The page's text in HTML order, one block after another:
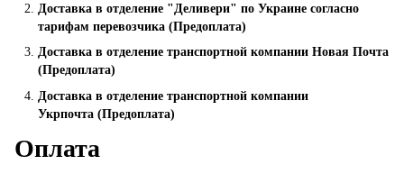
Доставка в отделение "Деливери" по Украине согласно
тарифам перевозчика (Предоплата)
Доставка в отделение транспортной компании Новая Почта
(Предоплата)
Доставка в отделение транспортной компании
Укрпочта (Предоплата)
Оплата